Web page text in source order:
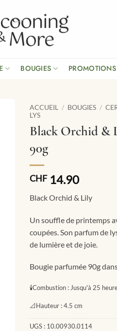
BOUGIES PROMOTIONS
ACCUEIL / BOUGIES /
LYS
Black Orchid &
90g
CHF14.90
Black Orchid & Lily
Un souffle de printemps
coupées. Son parfum de
de lumière et de joie.
Bougie parfumée 90g
🕯Combustion : Jusqu'à 25
📐Hauteur :4.5 cm
UGS : 10.00930.0114